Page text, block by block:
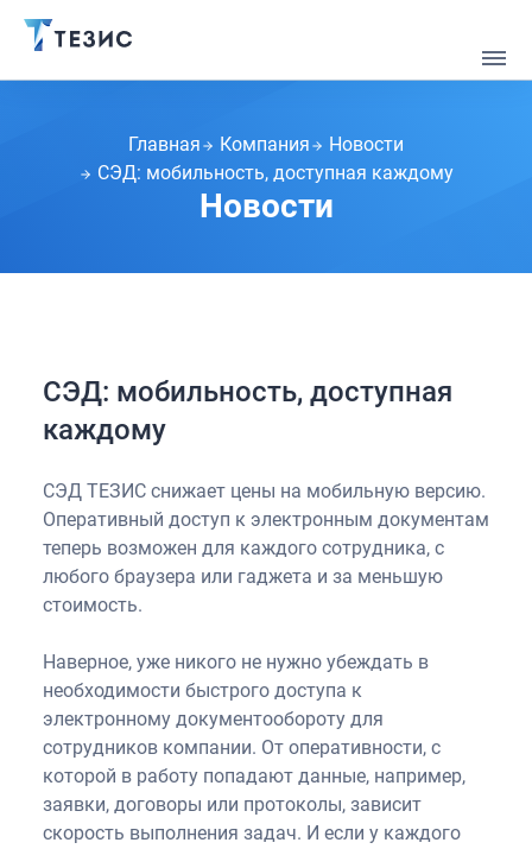
Главная Компания
Новости
СЭД: мобильность, доступная каждому
Новости
СЭД: мобильность, доступная
каждому
СЭД ТЕЗИС снижает цены на мобильную версию.
Оперативный доступ к электронным документам
теперь возможен для каждого сотрудника, с
любого браузера или гаджета и за меньшую
стоимость.
Наверное, уже никого не нужно убеждать в
необходимости быстрого доступа к
электронному документообороту для
сотрудников компании. От оперативности, с
которой в работу попадают данные, например,
заявки, договоры или протоколы, зависит
скорость выполнения задач. И если у каждого